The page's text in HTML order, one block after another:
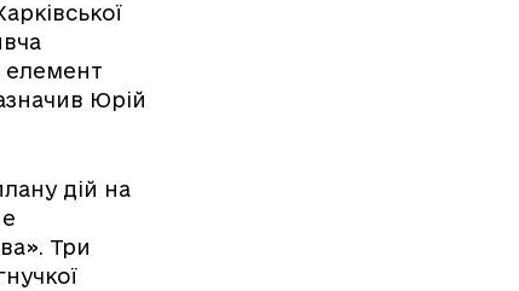
елемент
Юрій
дій на
Три